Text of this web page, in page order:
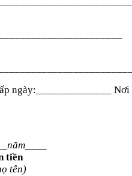
ngày:
Nơi
tiền
tên)